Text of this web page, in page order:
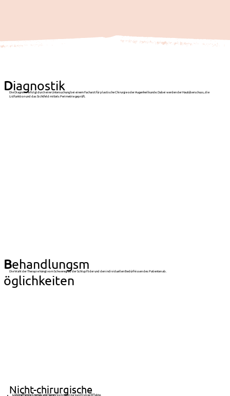
Diagnostik
Die Diagnose erfolgt durch eine Untersuchung bei einem Facharzt für plastische Chirurgie oder Augenheilkunde. Dabei werden der Hautüberschuss, die
Lidfunktion und das Sichtfeld mittels Perimetrie geprüft.
Behandlungsm
öglichkeiten
Die Wahl der Therapie hängt vom Schweregrad der Schlupflider und den individuellen Bedürfnissen des Patienten ab.
Nicht-chirurgische
Lidstraffende Cremes und Seren:Sie bieten nur kurzfristige Effekte.